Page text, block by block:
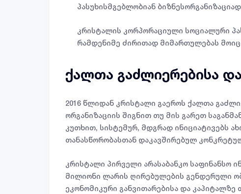
პასუხისმგებლობიან
კრისტალის კორპორაციული სოციალური
რამდენიმე ძირითად მიმართულებას
ქალთა გაძლიერებისა
2016 წლიდან კრისტალი გაეროს ქალთა
ორგანიზაციის შიგნით თუ მის გარეთ
კუთხით, სისტემურ, მდგრად ინიციატივებს
თანასწორობასთან დაკავშირებულ
კრისტალი პირველი არასაბანკო საფინანსო
მილიონი ლარის ღირებულების გენდერული
ეკონომიკური განვითარებისა და